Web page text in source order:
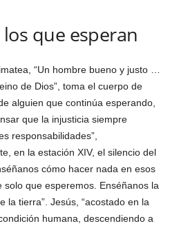
que esperan
“Un hombre bueno y justo …
de Dios”, toma el cuerpo de
alguien que continúa esperando,
que la injusticia siempre
responsabilidades”,
en la estación XIV, el silencio del
cómo hacer nada en esos
que esperemos. Enséñanos la
la tierra”. Jesús, “acostado en la
humana, descendiendo a